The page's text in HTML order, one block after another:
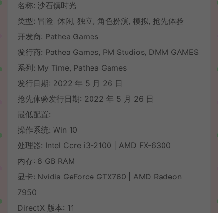
名称: 沙石镇时光
类型: 冒险, 休闲, 独立, 角色扮演, 模拟, 抢先体验
开发商: Pathea Games
发行商: Pathea Games, PM Studios, DMM GAMES
系列: My Time, Pathea Games
发行日期: 2022 年 5 月 26 日
抢先体验发行日期: 2022 年 5 月 26 日
最低配置:
操作系统: Win 10
处理器: Intel Core i3-2100 | AMD FX-6300
内存: 8 GB RAM
显卡: Nvidia GeForce GTX760 | AMD Radeon
7950
DirectX 版本: 11